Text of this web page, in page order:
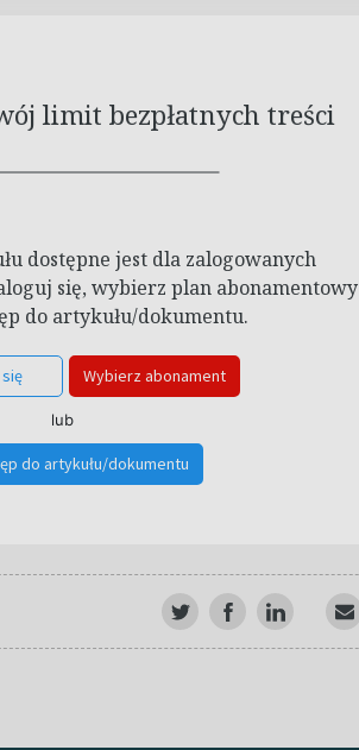
limit bezpłatnych treści
dostępne jest dla zalogowanych
się, wybierz plan abonamentowy
do artykułu/dokumentu.
Wybierz abonament
lub
do artykułu/dokumentu